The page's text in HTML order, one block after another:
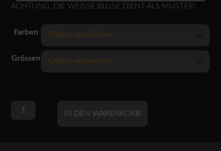
ACHTUNG: DIE WEISSE BLUSE DIENT ALS MUSTER!
Farben
Grössen
OSKA
IN DEN WARENKORB